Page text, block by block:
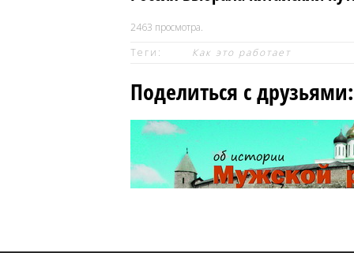
2463 просмотра.
Теги:
Как это работает
Поделиться с друзьями: